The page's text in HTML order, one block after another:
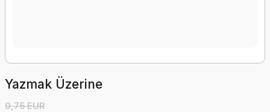
Yazmak Üzerine
9,75 EUR